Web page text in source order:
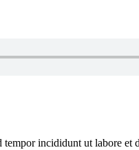
incididunt ut labore